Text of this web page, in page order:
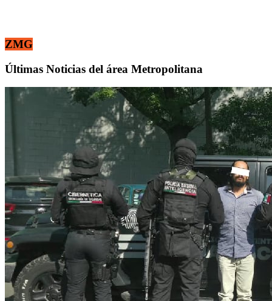
ZMG
Últimas Noticias del área Metropolitana